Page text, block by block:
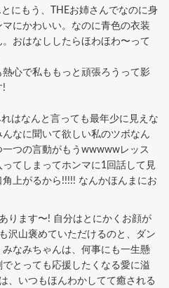
にもう、THEお姉さんでなのに身
にかわいい。なのに青色の衣装
おはなししたらほわほわ〜って
心で私ももっと頑張ろうって影
!
はなんと言っても最年少に見えな
なに聞いて欲しい私のツボなん
つの言動がもうwwwwwレッス
てしまってホンマに1回話して見
上がるから!!!!! なんかほんまにお
ります〜! 自分はとにかくお顔が
沢山褒めていただけるのと、ダン
なみちゃんは、何事にも一生懸
とっても応援したくなる愛に溢
、いつもほんわかしてて癒される